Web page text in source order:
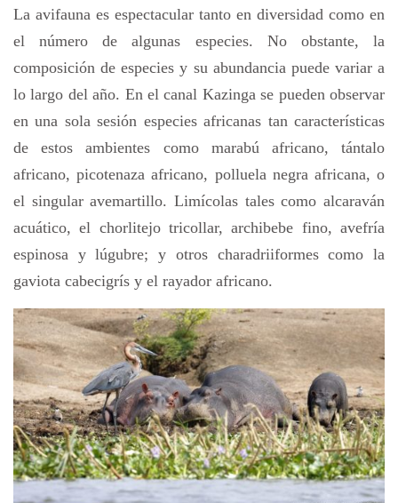
La avifauna es espectacular tanto en diversidad como en
el número de algunas especies. No obstante, la
composición de especies y su abundancia puede variar a
lo largo del año. En el canal Kazinga se pueden observar
en una sola sesión especies africanas tan características
de estos ambientes como marabú africano, tántalo
africano, picotenaza africano, polluela negra africana, o
el singular avemartillo. Limícolas tales como alcaraván
acuático, el chorlitejo tricollar, archibebe fino, avefría
espinosa y lúgubre; y otros charadriiformes como la
gaviota cabecigrís y el rayador africano.